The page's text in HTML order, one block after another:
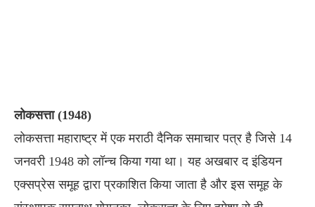
लोकसत्ता (1948)
लोकसत्ता महाराष्ट्र में एक मराठी दैनिक समाचार पत्र है जिसे 14
जनवरी 1948 को लॉन्च किया गया था। यह अखबार द इंडियन
एक्सप्रेस समूह द्वारा प्रकाशित किया जाता है और इस समूह के